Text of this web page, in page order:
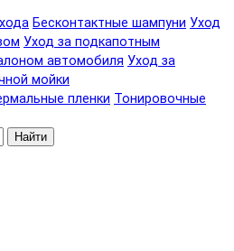
Бесконтактные шампуни Уход
Уход за подкапотным
автомобиля Уход за
мойки
пленки Тонировочные
Найти